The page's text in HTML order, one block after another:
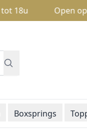
Open op
Zoeken
Boxsprings